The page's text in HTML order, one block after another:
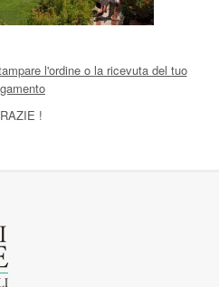
l'ordine o la ricevuta del tuo
!